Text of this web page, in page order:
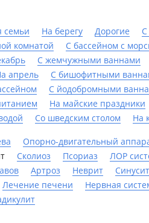
семьи На берегу Дорогие
комнатой С бассейном с
С жемчужными ваннами
апрель С бишофитными
С йодобромными
На майские праздники
Со шведским столом На
Опорно-двигательный
Сколиоз Псориаз ЛОР
Артроз Неврит Синусит
Лечение печени Нервная